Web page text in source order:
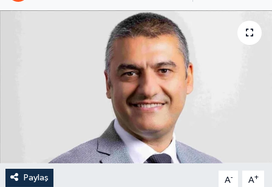
Paylaş A- A+
Turizm
Haber Arşivi